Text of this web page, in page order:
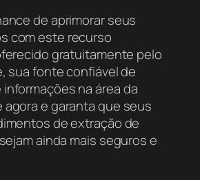
de aprimorar seus
com este recurso
gratuitamente pelo
sua fonte confiável de
na área da
agora e garanta que seus
de extração de
ainda mais seguros e